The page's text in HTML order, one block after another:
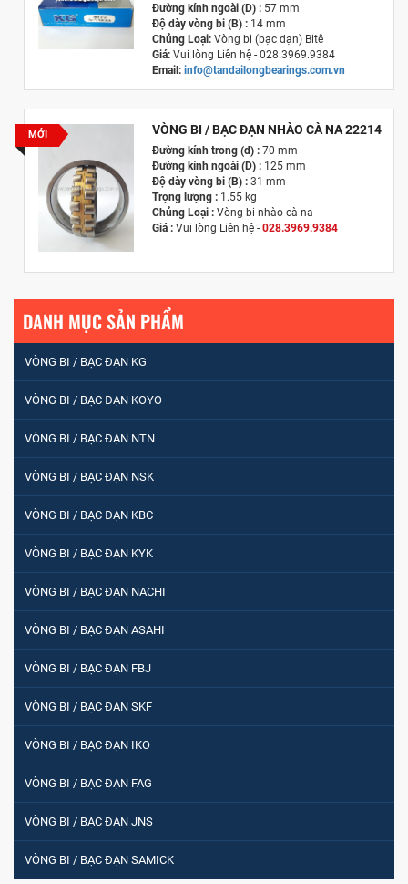
Đường kính ngoài (D) :57 mm
Độ dày vòng bi (B) :14 mm
Chủng Loại: Vòng bi (bạc đạn) Bitê
Giá:Vui lòng Liên hệ - 028.3969.9384
Email: info@tandailongbearings.com.vn
MỚI VÒNG BI / BẠC ĐẠN NHÀO CÀ NA 22214
Đường kính trong (d) :70 mm
Đường kính ngoài (D) :125 mm
Độ dày vòng bi (B) :31 mm
Trọng lượng : 1.55 kg
Chủng Loại : Vòng bi nhào cà na
Giá :Vui lòng Liên hệ - 028.3969.9384
DANH MỤC SẢN PHẨM
VÒNG BI / BẠC ĐẠN KG
VÒNG BI / BẠC ĐẠN KOYO
VÒNG BI / BẠC ĐẠN NTN
VÒNG BI / BẠC ĐẠN NSK
VÒNG BI / BẠC ĐẠN KBC
VÒNG BI / BẠC ĐẠN KYK
VÒNG BI / BẠC ĐẠN NACHI
VÒNG BI / BẠC ĐẠN ASAHI
VÒNG BI / BẠC ĐẠN FBJ
VÒNG BI / BẠC ĐẠN SKF
VÒNG BI / BẠC ĐẠN IKO
VÒNG BI / BẠC ĐẠN FAG
VÒNG BI / BẠC ĐẠN JNS
VÒNG BI / BẠC ĐẠN SAMICK